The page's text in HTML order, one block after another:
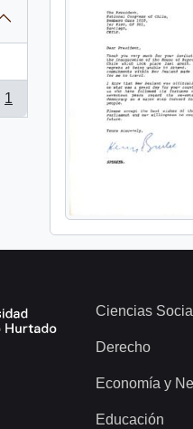
1
Ciencias
Derecho
Economía y
Educación